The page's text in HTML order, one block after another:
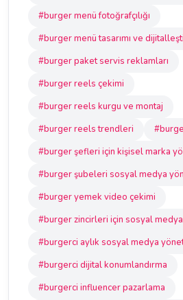
#burger menü fotoğrafçılığı
#burger menü tasarımı ve
#burger paket servis reklamları
#burger reels çekimi
#burger reels kurgu ve montaj
#burger reels trendleri
#burger şefleri için kişisel marka
#burger şubeleri sosyal medya
#burger yemek video çekimi
#burger zincirleri için sosyal medya
#burgerci aylık sosyal medya
#burgerci dijital konumlandırma
#burgerci influencer pazarlama